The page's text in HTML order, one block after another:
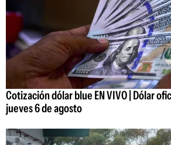
Cotización dólar blue EN VIVO | Dólar
jueves 6 de agosto